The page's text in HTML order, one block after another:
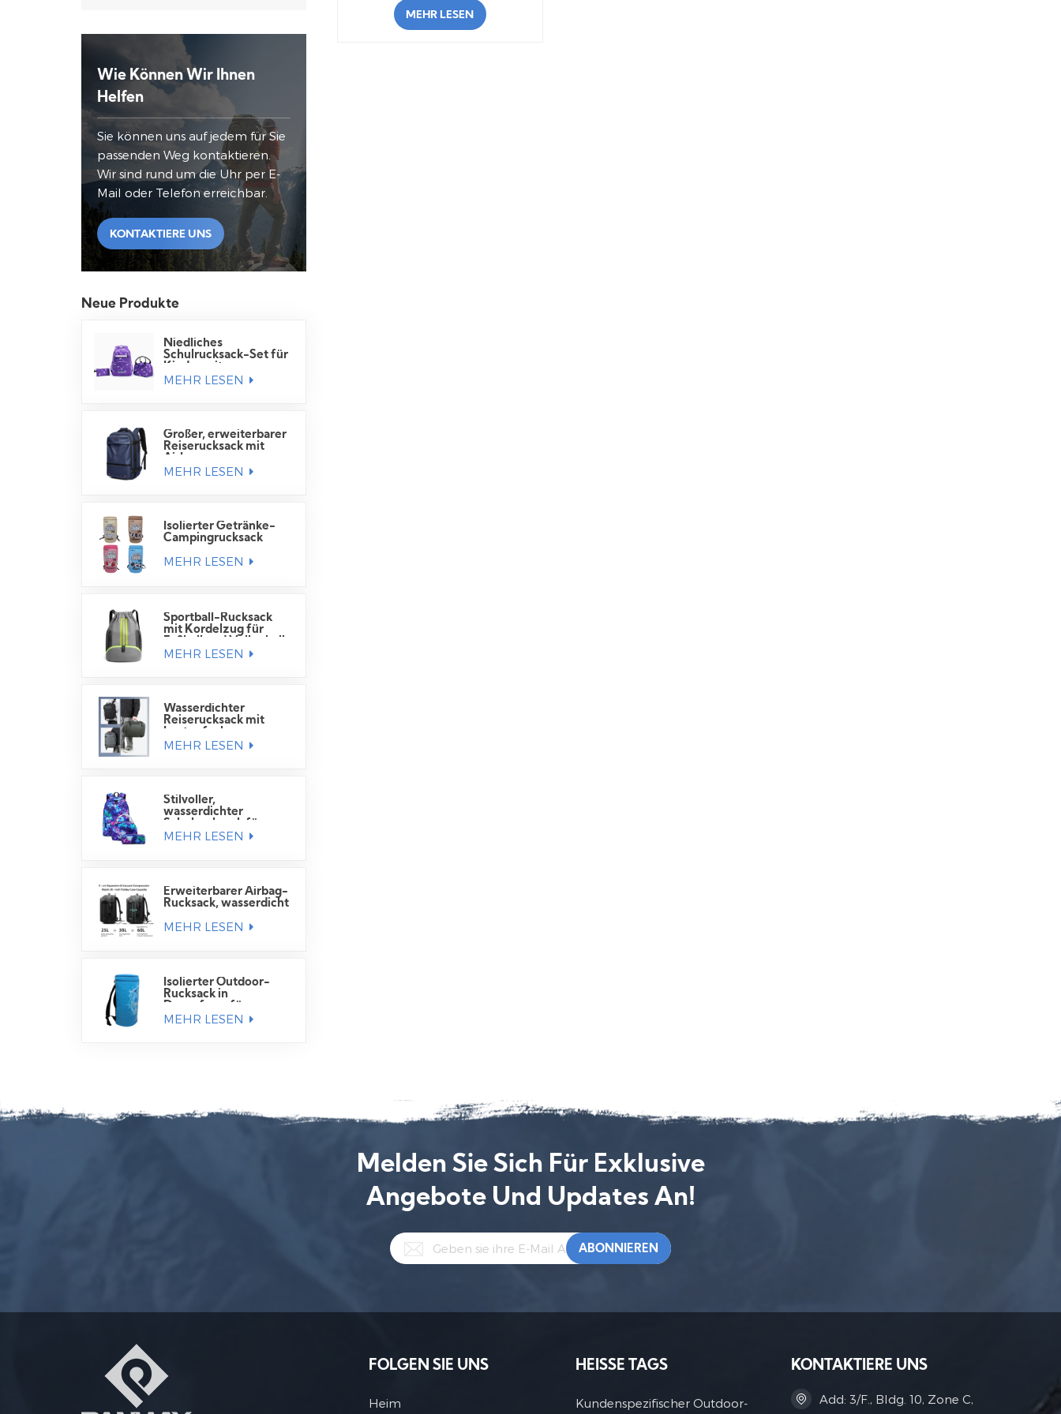
Wie Können Wir Ihnen
Helfen
Sie können uns auf jedem für Sie
passenden Weg kontaktieren.
Wir sind rund um die Uhr per E-
Mail oder Telefon erreichbar.
KONTAKTIERE UNS
Neue Produkte
Niedliches
Schulrucksack-Set für
Lunchtasche
MEHR LESEN
Großer, erweiterbarer
Reiserucksack mit
MEHR LESEN
Isolierter Getränke-
Campingrucksack
MEHR LESEN
Sportball-Rucksack
mit Kordelzug für
MEHR LESEN
Wasserdichter
Reiserucksack mit
MEHR LESEN
Stilvoller,
wasserdichter
Schüler
MEHR LESEN
Erweiterbarer Airbag-
Rucksack, wasserdicht
MEHR LESEN
Isolierter Outdoor-
Rucksack in
Getränkedosen
MEHR LESEN
MEHR LESEN
Melden Sie Sich Für Exklusive
Angebote Und Updates An!
FOLGEN SIE UNS
Heim
HEISSE TAGS
Kundenspezifischer Outdoor-
KONTAKTIERE UNS
Add: 3/F., Bldg. 10, Zone C,